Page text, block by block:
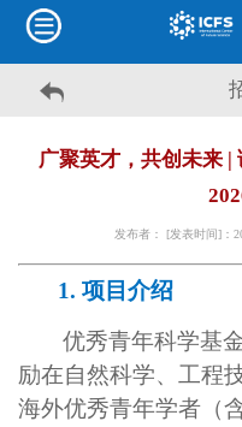
广聚英才，共创未来 |
发布者： [发表时间]：
1. 项目介绍
优秀青年科学基
励在自然科学、工程
海外优秀青年学者 （